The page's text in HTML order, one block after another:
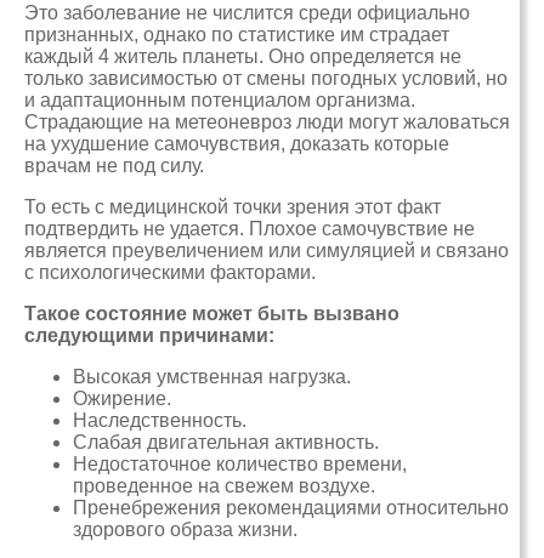
Это заболевание не числится среди официально
признанных, однако по статистике им страдает
каждый 4 житель планеты. Оно определяется не
только зависимостью от смены погодных условий, но
и адаптационным потенциалом организма.
Страдающие на метеоневроз люди могут жаловаться
на ухудшение самочувствия, доказать которые
врачам не под силу.
То есть с медицинской точки зрения этот факт
подтвердить не удается. Плохое самочувствие не
является преувеличением или симуляцией и связано
с психологическими факторами.
Такое состояние может быть вызвано
следующими причинами:
Высокая умственная нагрузка.
Ожирение.
Наследственность.
Слабая двигательная активность.
Недостаточное количество времени,
проведенное на свежем воздухе.
Пренебрежения рекомендациями относительно
здорового образа жизни.